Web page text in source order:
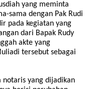
yang meminta
sama dengan Pak Rudi
pada kegiatan yang
dari Bapak Rudy
akte yang
tersebut sebagai
notaris yang dijadikan